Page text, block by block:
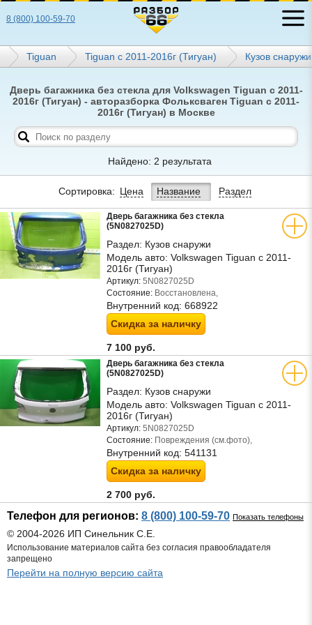
8 (800) 100-59-70
Tiguan Tiguan с 2011-2016г (Тигуан) Кузов снаружи
Дверь багажника без стекла для Volkswagen Tiguan с 2011-
2016г (Тигуан) - авторазборка Фольксваген Tiguan с 2011-
2016г (Тигуан) в Москве
Найдено: 2 результата
Сортировка: Цена Название Раздел
Дверь багажника без стекла
(5N0827025D)
Раздел: Кузов снаружи
Модель авто: Volkswagen Tiguan с 2011-
2016г (Тигуан)
Артикул: 5N0827025D
Состояние: Восстановлена,
Внутренний код: 668922
Скидка за наличку
7 100 руб.
Дверь багажника без стекла
(5N0827025D)
Раздел: Кузов снаружи
Модель авто: Volkswagen Tiguan с 2011-
2016г (Тигуан)
Артикул: 5N0827025D
Состояние: Повреждения (см.фото),
Внутренний код: 541131
Скидка за наличку
2 700 руб.
Телефон для регионов: 8 (800) 100-59-70 Показать телефоны
© 2004-2026 ИП Синельник С.Е.
Использование материалов сайта без согласия правообладателя
запрещено
Перейти на полную версию сайта